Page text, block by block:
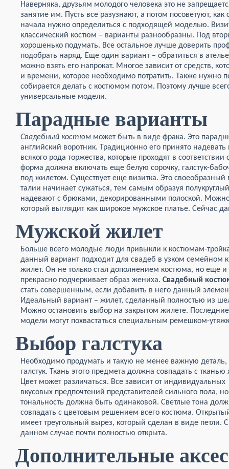
Наверняка, друзьям молодого человека это не
занятие им. Пусть все разузнают, а потом посоветуют,
начала нужно определиться с подходящей моделью.
классический костюм – варианты разнообразны. Под
хорошенько подумать. Все остальное лучше доверить
подобрать наряд. Еще один вариант – обратиться в
можно взять его напрокат. Многое зависит от средств,
и времени, которое необходимо потратить. Также нужно
собирается делать с костюмом потом. Поэтому лучше
универсальные модели.
Парадные варианты
Свадебный костюм может быть в виде фрака. Это
английский воротник. Традиционно его принято
всякого рода торжества, которые проходят в
форма должна включать еще белую сорочку, галстук-
под жилетом. Существует еще визитка. Это
талии начинает сужаться, тем самым образуя
надевают с брюками, декорированными полоской. Можно
который выглядит как широкое мужское платье. Сейчас
Мужской жилет
Больше всего молодые люди привыкли к костюмам-
данный вариант подходит для свадеб в узком семейном
жилет. Он не только стал дополнением костюма, но еще и
прекрасно подчеркивает образ жениха. Свадебный
стать совершенным, если добавить в него данный
Идеальный вариант – жилет, сделанный полностью из
Можно остановить выбор на закрытом жилете. Последние
модели могут похвастаться специальным ремешком-
Выбор галстука
Необходимо продумать и такую не менее важную деталь,
галстук. Ткань этого предмета должна совпадать с тканью
Цвет может различаться. Все зависит от индивидуальных
вкусовых предпочтений представителей сильного пола, но
тональность должна быть одинаковой. Светлые тона
совпадать с цветовым решением всего костюма.
имеет треугольный вырез, который сделан в виде петли.
данном случае почти полностью открыта.
Дополнительные